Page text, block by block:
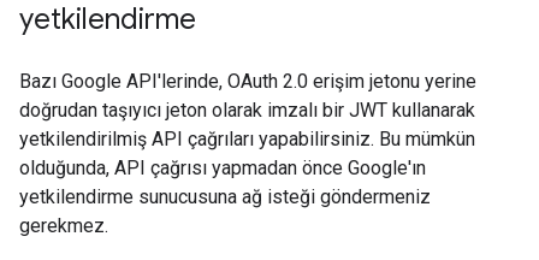
yetkilendirme
Bazı Google API'lerinde, OAuth 2.0 erişim jetonu yerine
doğrudan taşıyıcı jeton olarak imzalı bir JWT kullanarak
yetkilendirilmiş API çağrıları yapabilirsiniz. Bu mümkün
olduğunda, API çağrısı yapmadan önce Google'ın
yetkilendirme sunucusuna ağ isteği göndermeniz
gerekmez.